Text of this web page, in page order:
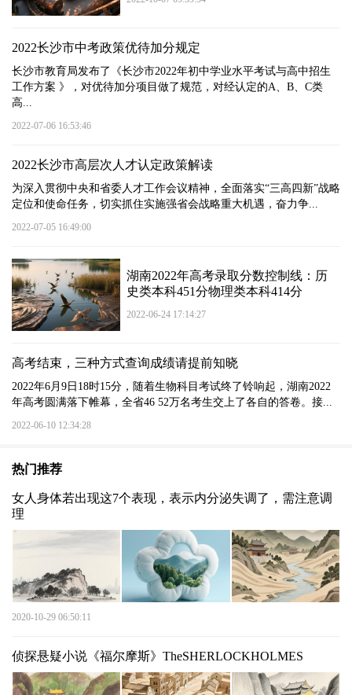
2022长沙市中考政策优待加分规定
长沙市教育局发布了《长沙市2022年初中学业水平考试与高中招生
工作方案 》，对优待加分项目做了规范，对经认定的A、B、C类
高...
2022-07-06 16:53:46
2022长沙市高层次人才认定政策解读
为深入贯彻中央和省委人才工作会议精神，全面落实“三高四新”战略
定位和使命任务，切实抓住实施强省会战略重大机遇，奋力争...
2022-07-05 16:49:00
湖南2022年高考录取分数控制线：历
史类本科451分物理类本科414分
2022-06-24 17:14:27
高考结束，三种方式查询成绩请提前知晓
2022年6月9日18时15分，随着生物科目考试终了铃响起，湖南2022
年高考圆满落下帷幕，全省46 52万名考生交上了各自的答卷。接...
2022-06-10 12:34:28
热门推荐
女人身体若出现这7个表现，表示内分泌失调了，需注意调
理
2020-10-29 06:50:11
侦探悬疑小说《福尔摩斯》TheSHERLOCKHOLMES